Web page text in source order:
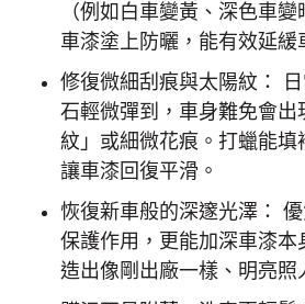
（例如白車變黃、深色車
車漆塗上防曬，能有效延緩
修復微細刮痕與太陽紋：
石輕微彈到，車身難免會出
紋」或細微花痕。打蠟能填
讓車漆回復平滑。
恢復新車般的深邃光澤：
保護作用，更能加深車漆本
造出像剛出廠一樣、明亮照